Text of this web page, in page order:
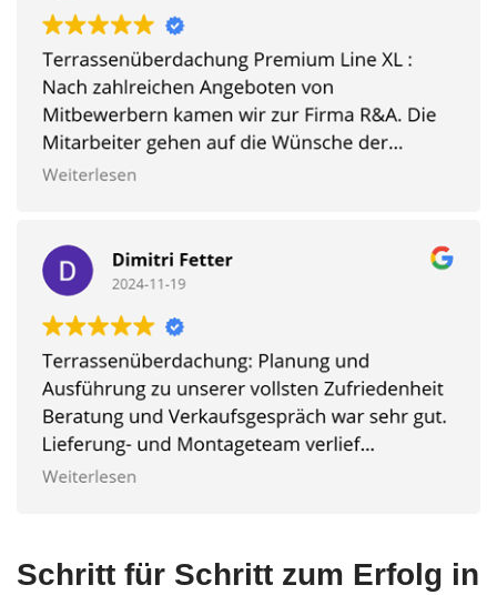
Schritt für Schritt zum Erfolg in